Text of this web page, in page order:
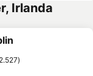
Irlanda
favoritos
2.527